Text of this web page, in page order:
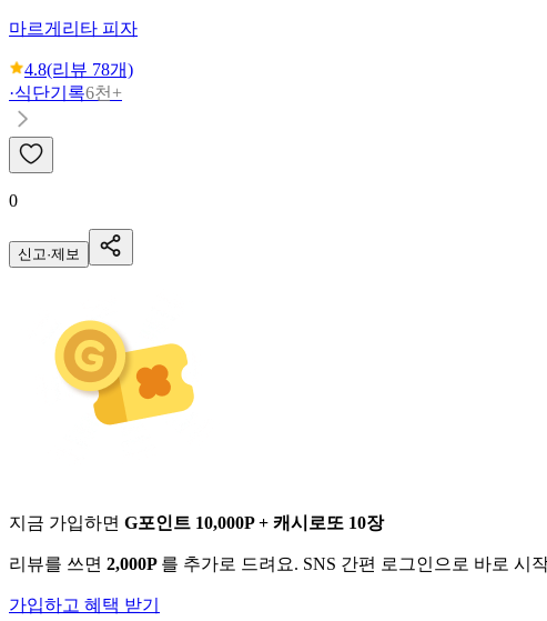
마르게리타 피자
4.8(리뷰 78개)
·식단기록6천+
0
신고·제보
지금 가입하면 G포인트 10,000P + 캐시로또 10장
리뷰를 쓰면 2,000P 를 추가로 드려요. SNS 간편 로그인으로 바로 시
가입하고 혜택 받기